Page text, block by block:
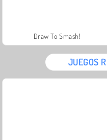
Draw To Smash!
JUEGOS